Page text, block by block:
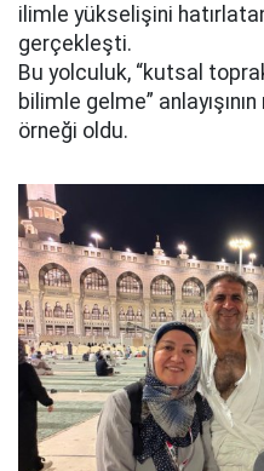
ilimle yükselişini
gerçekleşti.
Bu yolculuk, “kutsal
bilimle gelme”
örneği oldu.